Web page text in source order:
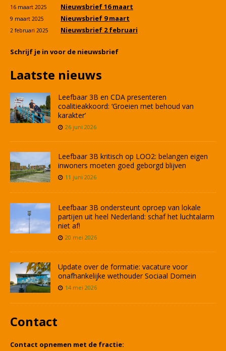
16 maart 2025 Nieuwsbrief 16 maart
9 maart 2025 Nieuwsbrief 9 maart
2 februari 2025 Nieuwsbrief 2 februari
Schrijf je in voor de nieuwsbrief
Laatste nieuws
Leefbaar 3B en CDA presenteren
coalitieakkoord: ‘Groeien met behoud van
karakter’
26 juni 2026
Leefbaar 3B kritisch op LOO2: belangen eigen
inwoners moeten goed geborgd blijven
11 juni 2026
Leefbaar 3B ondersteunt oproep van lokale
partijen uit heel Nederland: schaf het luchtalarm
niet af!
20 mei 2026
Update over de formatie: vacature voor
onafhankelijke wethouder Sociaal Domein
14 mei 2026
Contact
Contact opnemen met de fractie: